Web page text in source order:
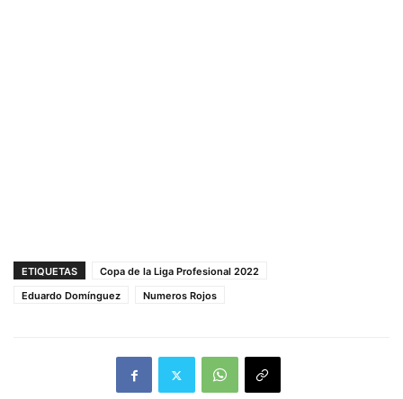
ETIQUETAS
Copa de la Liga Profesional 2022
Eduardo Domínguez
Numeros Rojos